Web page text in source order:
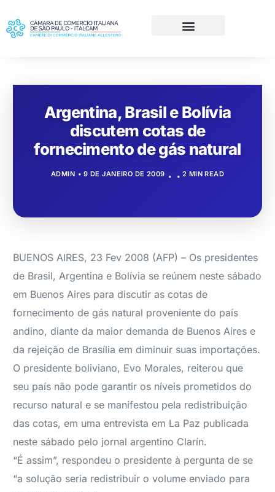
Argentina, Brasil e Bolívia
discutem cotas de
fornecimento de gás natural
ADMIN 9 DE JANEIRO DE 2009 2 MIN READ
BUENOS AIRES, 23 Fev 2008 (AFP) – Os presidentes
de Brasil, Argentina e Bolívia se reúnem neste sábado
em Buenos Aires para discutir as cotas de
fornecimento de gás natural proveniente do país
andino, diante da maior demanda de Buenos Aires e
da rejeição de Brasília em diminuir suas importações.
O presidente boliviano, Evo Morales, reiterou que
seu país não pode garantir os níveis prometidos do
recurso natural e se manifestou pela redistribuição
das cotas, em uma entrevista em La Paz publicada
neste sábado pelo jornal argentino Clarín.
“É assim”, respondeu o presidente à pergunta de se
“a solução seria redistribuir o volume enviado para